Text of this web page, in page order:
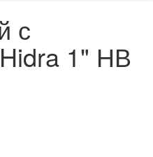
с
1" НВ